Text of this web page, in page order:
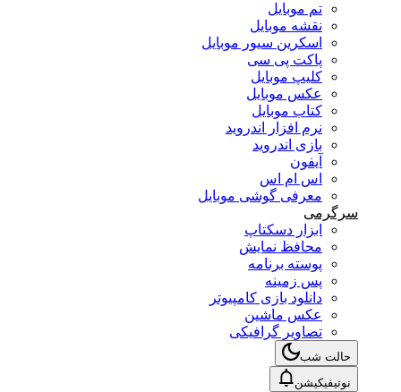
تم موبایل
نقشه موبایل
اسکرین سیور موبایل
پاکت پی سی
کلیپ موبایل
عکس موبایل
کتاب موبایل
نرم افزار اندروید
بازی اندروید
آیفون
اس ام اس
معرفی گوشی موبایل
سرگرمی
ابزار دسکتاپ
محافظ نمایش
پوسته برنامه
پس زمینه
دانلود بازی کامپیوتر
عکس ماشین
تصاویر گرافیکی
حالت شب
نوتیفیکیشن